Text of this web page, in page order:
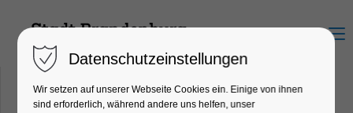
Menu
Datenschutzeinstellungen
Wir setzen auf unserer Webseite Cookies ein. Einige von ihnen
sind erforderlich, während andere uns helfen, unser